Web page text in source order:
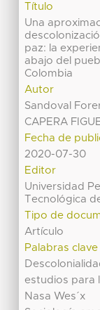
Título
Una
paz: la
abajo del
Colombia
Autor
Sandoval
CAPERA
Fecha de
2020-07-30
Editor
Universidad
Tecnológica
Tipo de
Artículo
Palabras clave
estudios para
Nasa Wes´x